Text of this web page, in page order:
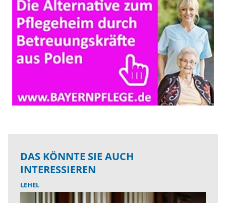
DAS KÖNNTE SIE AUCH
INTERESSIEREN
LEHEL